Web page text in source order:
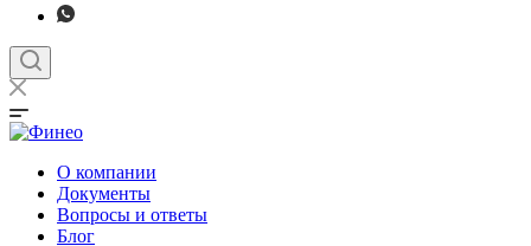
О компании
Документы
Вопросы и ответы
Блог